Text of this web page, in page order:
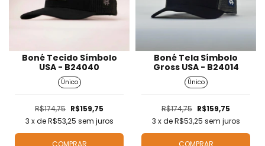
Boné Tecido Símbolo
USA - B24040
Único
R$174,75 R$159,75
3 x deR$53,25 sem juros
COMPRAR
Boné Tela Símbolo
Gross USA - B24014
Único
R$174,75 R$159,75
3 x deR$53,25 sem juros
COMPRAR